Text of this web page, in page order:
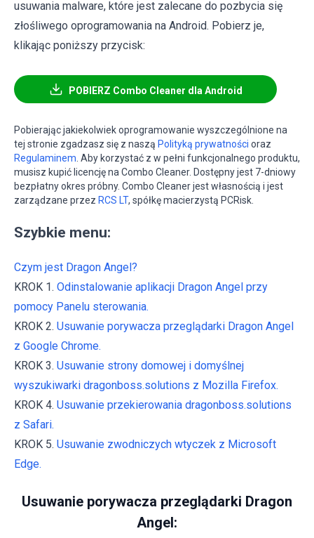
usuwania malware, które jest zalecane do pozbycia się
złośliwego oprogramowania na Android. Pobierz je,
klikając poniższy przycisk:
POBIERZ Combo Cleaner dla Android
Pobierając jakiekolwiek oprogramowanie wyszczególnione na
tej stronie zgadzasz się z naszą Polityką prywatności oraz
Regulaminem . Aby korzystać z w pełni funkcjonalnego produktu,
musisz kupić licencję na Combo Cleaner. Dostępny jest 7-dniowy
bezpłatny okres próbny. Combo Cleaner jest własnością i jest
zarządzane przez RCS LT, spółkę macierzystą PCRisk.
Szybkie menu:
Czym jest Dragon Angel?
KROK 1. Odinstalowanie aplikacji Dragon Angel przy
pomocy Panelu sterowania.
KROK 2. Usuwanie porywacza przeglądarki Dragon Angel
z Google Chrome.
KROK 3. Usuwanie strony domowej i domyślnej
wyszukiwarki dragonboss.solutions z Mozilla Firefox.
KROK 4. Usuwanie przekierowania dragonboss.solutions
z Safari.
KROK 5. Usuwanie zwodniczych wtyczek z Microsoft
Edge.
Usuwanie porywacza przeglądarki Dragon
Angel: